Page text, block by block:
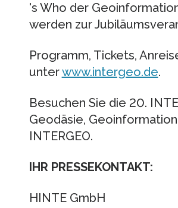
's Who der
werden zur
Programm, Tickets,
unterwww.intergeo.de.
Besuchen Sie die 20.
Geodäsie,
INTERGEO.
IHR PRESSEKONTAKT:
HINTE GmbH